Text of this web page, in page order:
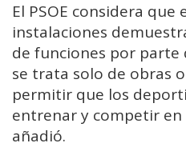
El PSOE considera
instalaciones
de funciones por parte
se trata solo de obras
permitir que los
entrenar y competir en
añadió.